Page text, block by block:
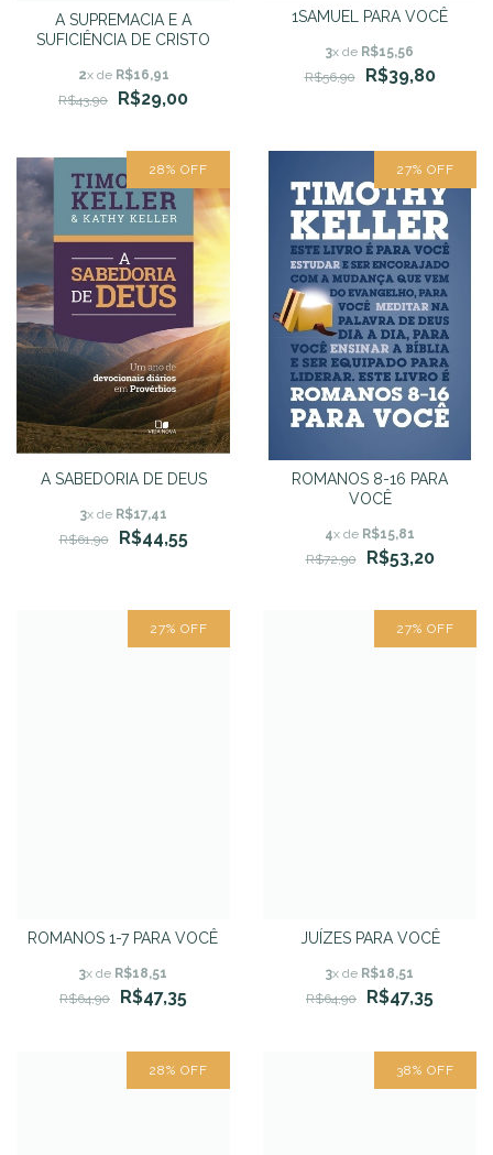
A SUPREMACIA E A
SUFICIÊNCIA DE CRISTO
2x de R$16,91
R$43,90
R$29,00
1SAMUEL PARA VOCÊ
3x de R$15,56
R$56,90
R$39,80
28% OFF
A SABEDORIA DE DEUS
3x de R$17,41
R$61,90
R$44,55
27% OFF
ROMANOS 8-16 PARA
VOCÊ
4x de R$15,81
R$72,90
R$53,20
27% OFF
ROMANOS 1-7 PARA VOCÊ
3x de R$18,51
R$64,90
R$47,35
27% OFF
JUÍZES PARA VOCÊ
3x de R$18,51
R$64,90
R$47,35
28% OFF 38% OFF